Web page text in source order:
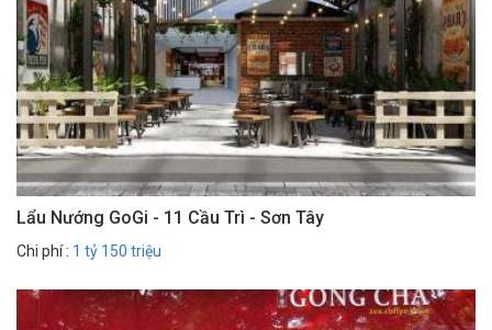
Lẩu Nướng GoGi - 11 Cầu Trì - Sơn Tây
Chi phí : 1 tỷ 150 triệu